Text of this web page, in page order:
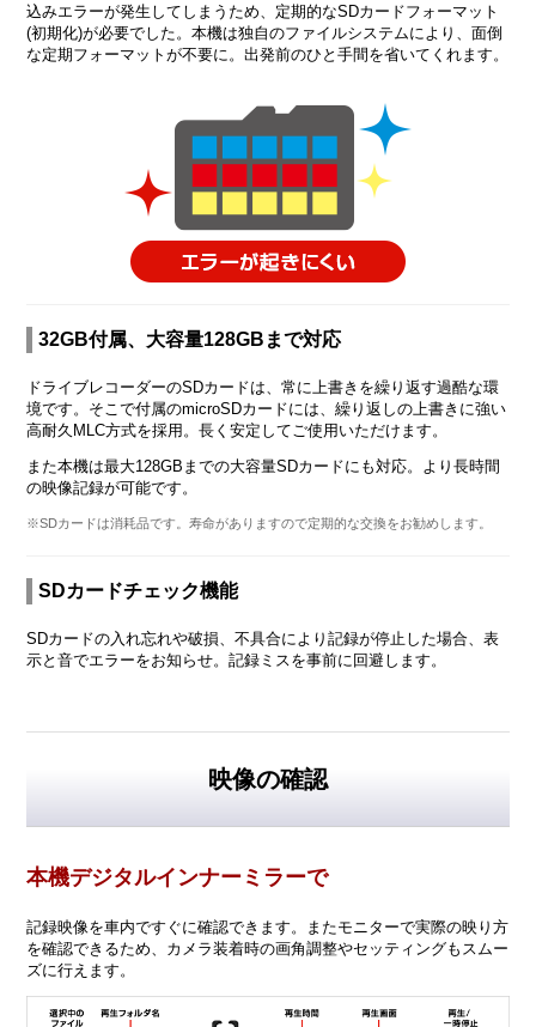
込みエラーが発生してしまうため、定期的なSDカードフォーマット
(初期化)が必要でした。本機は独自のファイルシステムにより、面倒
な定期フォーマットが不要に。出発前のひと手間を省いてくれます。
32GB付属、大容量128GBまで対応
ドライブレコーダーのSDカードは、常に上書きを繰り返す過酷な環
境です。そこで付属のmicroSDカードには、繰り返しの上書きに強い
高耐久MLC方式を採用。長く安定してご使用いただけます。
また本機は最大128GBまでの大容量SDカードにも対応。より長時間
の映像記録が可能です。
※SDカードは消耗品です。寿命がありますので定期的な交換をお勧めします。
SDカードチェック機能
SDカードの入れ忘れや破損、不具合により記録が停止した場合、表
示と音でエラーをお知らせ。記録ミスを事前に回避します。
映像の確認
本機デジタルインナーミラーで
記録映像を車内ですぐに確認できます。またモニターで実際の映り方
を確認できるため、カメラ装着時の画角調整やセッティングもスムー
ズに行えます。